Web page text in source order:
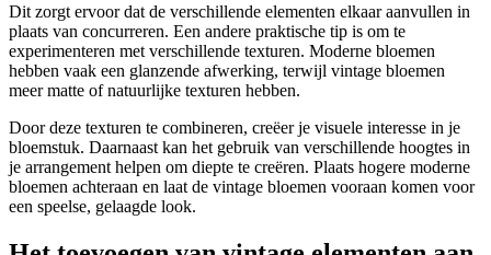
Dit zorgt ervoor dat de verschillende elementen elkaar aanvullen in
plaats van concurreren. Een andere praktische tip is om te
experimenteren met verschillende texturen. Moderne bloemen
hebben vaak een glanzende afwerking, terwijl vintage bloemen
meer matte of natuurlijke texturen hebben.
Door deze texturen te combineren, creëer je visuele interesse in je
bloemstuk. Daarnaast kan het gebruik van verschillende hoogtes in
je arrangement helpen om diepte te creëren. Plaats hogere moderne
bloemen achteraan en laat de vintage bloemen vooraan komen voor
een speelse, gelaagde look.